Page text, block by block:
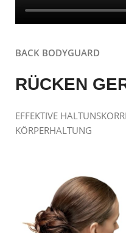
BACK BODYGUARD
RÜCKEN
EFFEKTIVE
KÖRPERHALTUNG